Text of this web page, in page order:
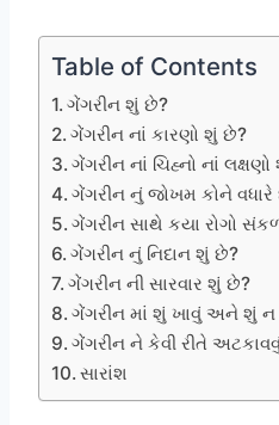
Table of Contents
ગેંગરીન શું છે?
ગેંગરીન નાં કારણો શું છે?
ગેંગરીન નાં ચિહ્નો નાં
ગેંગરીન નું જોખમ કોને વધારે
ગેંગરીન સાથે કયા રોગો
ગેંગરીન નું નિદાન શું છે?
ગેંગરીન ની સારવાર શું છે?
ગેંગરીન માં શું ખાવું અને શું ન
ગેંગરીન ને કેવી રીતે
સારાંશ